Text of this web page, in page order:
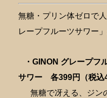
無糖・プリン体ゼロで
レープフルーツサワー
・GINON グレープフ
サワー 各399円（税込
無糖で冴える、ジン